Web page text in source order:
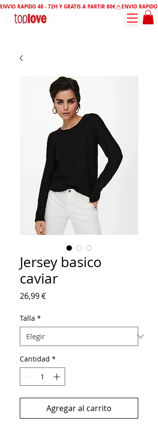
ENVÍO RÁPIDO 48 - 72H Y GRATIS A PARTIR 80€
Jersey basico
caviar
26,99 €Precio
Talla *
Cantidad *
Agregar al carrito